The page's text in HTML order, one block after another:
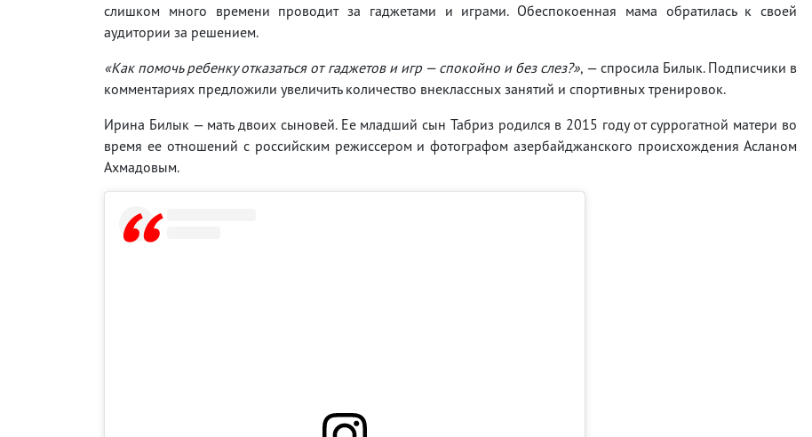
слишком много времени проводит за гаджетами и играми. Обеспокоенная мама обратилась к своей
аудитории за решением.
«Как помочь ребенку отказаться от гаджетов и игр — спокойно и без слез?», — спросила Билык. Подписчики в
комментариях предложили увеличить количество внеклассных занятий и спортивных тренировок.
Ирина Билык — мать двоих сыновей. Ее младший сын Табриз родился в 2015 году от суррогатной матери во
время ее отношений с российским режиссером и фотографом азербайджанского происхождения Асланом
Ахмадовым.